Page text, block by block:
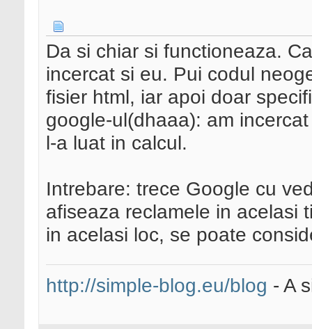
Da si chiar si functioneaza.
incercat si eu. Pui codul
fisier html, iar apoi doar
google-ul(dhaaa): am
l-a luat in calcul.
Intrebare: trece Google cu
afiseaza reclamele in acelasi
in acelasi loc, se poate
http://simple-blog.eu/blog - A